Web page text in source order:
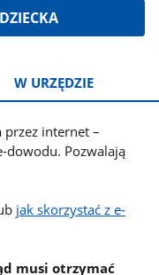
W URZĘDZIE
przez internet –
dowodu. Pozwalają
jak skorzystać z e-
musi otrzymać